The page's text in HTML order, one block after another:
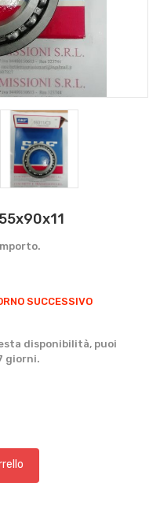
SUCCESSIVO
disponibilità, puoi
giorni.